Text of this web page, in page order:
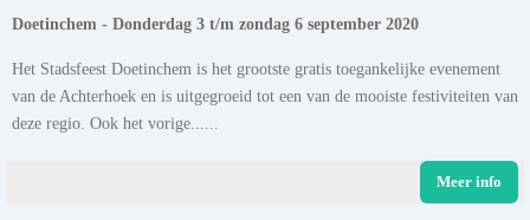
Doetinchem - Donderdag 3 t/m zondag 6 september 2020
Het Stadsfeest Doetinchem is het grootste gratis toegankelijke evenement
van de Achterhoek en is uitgegroeid tot een van de mooiste festiviteiten van
deze regio. Ook het vorige......
Meer info